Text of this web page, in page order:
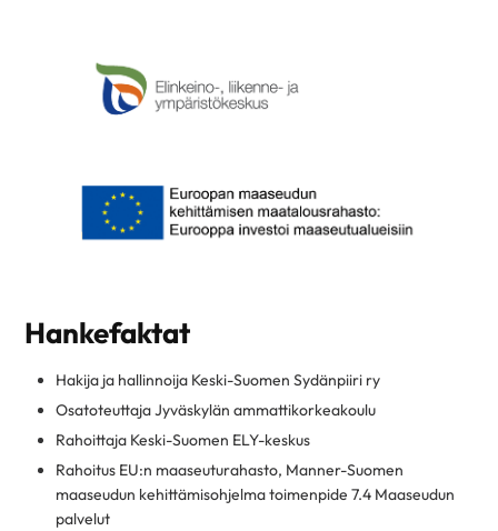
Hankefaktat
Hakija ja hallinnoija Keski-Suomen Sydänpiiri ry
Osatoteuttaja Jyväskylän ammattikorkeakoulu
Rahoittaja Keski-Suomen ELY-keskus
Rahoitus EU:n maaseuturahasto, Manner-Suomen
maaseudun kehittämisohjelma toimenpide 7.4 Maaseudun
palvelut